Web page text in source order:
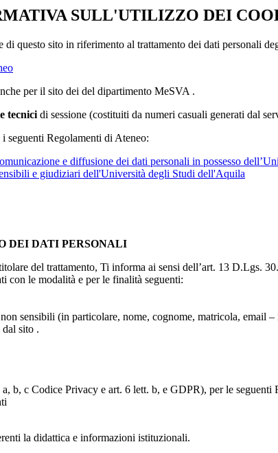
SULL'UTILIZZO DEI
di questo sito in riferimento al trattamento dei dati personali
per il sito dei del dipartimento MeSVA .
tecnici di sessione (costituiti da numeri casuali generati dal
seguenti Regolamenti di Ateneo:
e diffusione dei dati personali in possesso
e giudiziari dell'Università degli Studi dell'Aquila
DEI DATI PERSONALI
del trattamento, Ti informa ai sensi dell’art. 13 D.Lgs.
con le modalità e per le finalità seguenti:
sensibili (in particolare, nome, cognome, matricola, email
sito .
b, c Codice Privacy e art. 6 lett. b, e GDPR), per le seguenti
la didattica e informazioni istituzionali.